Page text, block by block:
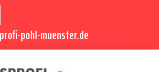
pohl-muenster.de